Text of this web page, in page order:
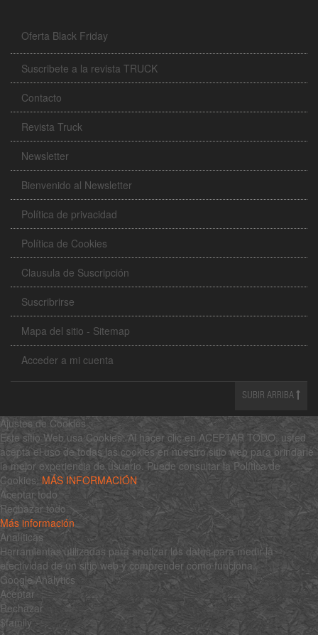
Oferta Black Friday
Suscribete a la revista TRUCK
Contacto
Revista Truck
Newsletter
Bienvenido al Newsletter
Política de privacidad
Política de Cookies
Clausula de Suscripción
Suscribrirse
Mapa del sitio - Sitemap
Acceder a mi cuenta
SUBIR ARRIBA
Ajustes de Cookies
Este sitio Web usa Cookies. Al hacer clic en ACEPTAR TODO, usted
acepta el uso de todas las cookies en nuestro sitio web para brindarle
la mejor experiencia de usuario. Puede consultar la Política de
Cookies: MÁS INFORMACIÓN
Aceptar todo
Rechazar todo
Más información
Analíticas
Herramientas utilizadas para analizar los datos para medir la
efectividad de un sitio web y comprender cómo funciona.
Google Analytics
Aceptar
Rechazar
$family